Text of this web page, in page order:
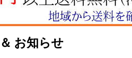
お知らせ